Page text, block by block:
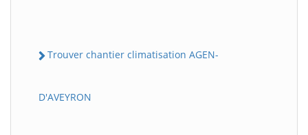
Trouver chantier climatisation AGEN-
D'AVEYRON